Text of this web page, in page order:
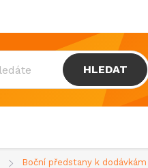
HLEDAT
Boční předstany k dodávkám